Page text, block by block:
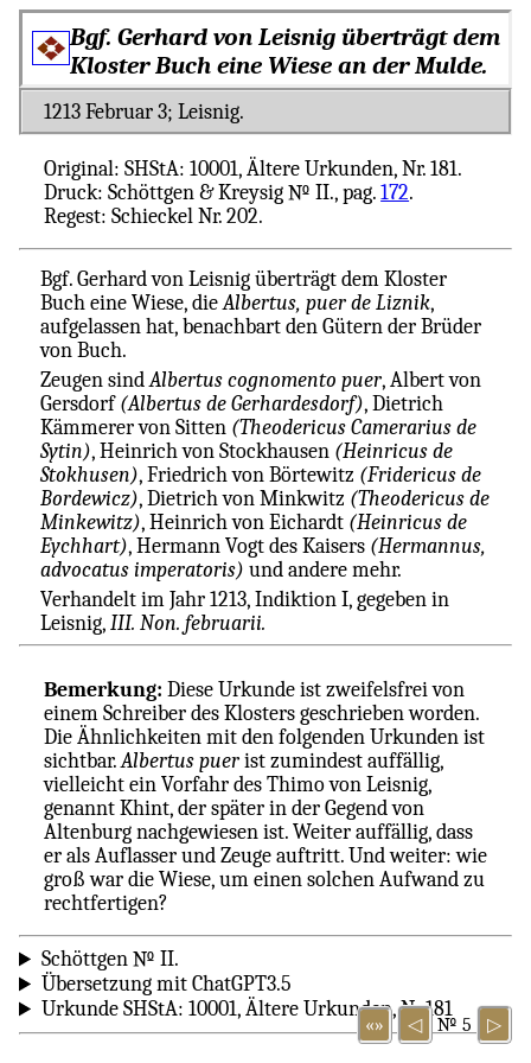
Bgf. Gerhard von Leisnig überträgt dem
Kloster Buch eine Wiese an der Mulde.
1213 Februar 3; Leisnig.
Original: SHStA: 10001, Ältere Urkunden, Nr. 181.
Druck: Schöttgen & Kreysig № II., pag.172.
Regest: Schieckel Nr. 202.
Bgf. Gerhard von Leisnig überträgt dem Kloster
Buch eine Wiese, die Albertus, puer de Liznik,
aufgelassen hat, benachbart den Gütern der Brüder
von Buch.
Zeugen sind Albertus cognomento puer, Albert von
Gersdorf (Albertus de Gerhardesdorf), Dietrich
Kämmerer von Sitten (Theodericus Camerarius de
Sytin), Heinrich von Stockhausen (Heinricus de
Stokhusen), Friedrich von Börtewitz (Fridericus de
Bordewicz), Dietrich von Minkwitz (Theodericus de
Minkewitz), Heinrich von Eichardt (Heinricus de
Eychhart), Hermann Vogt des Kaisers (Hermannus,
advocatus imperatoris) und andere mehr.
Verhandelt im Jahr 1213, Indiktion I, gegeben in
Leisnig, III. Non. februarii.
Bemerkung: Diese Urkunde ist zweifelsfrei von
einem Schreiber des Klosters geschrieben worden.
Die Ähnlichkeiten mit den folgenden Urkunden ist
sichtbar. Albertus puer ist zumindest auffällig,
vielleicht ein Vorfahr des Thimo von Leisnig,
genannt Khint, der später in der Gegend von
Altenburg nachgewiesen ist. Weiter auffällig, dass
er als Auflasser und Zeuge auftritt. Und weiter: wie
groß war die Wiese, um einen solchen Aufwand zu
rechtfertigen?
Schöttgen № II.
Übersetzung mit ChatGPT3.5
Urkunde SHStA: 10001, Ältere Urkunden, Nr.181
«» ◁ № 5 ▷